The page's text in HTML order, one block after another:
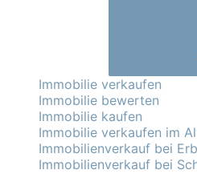
Immobilie verkaufen
Immobilie bewerten
Immobilie kaufen
Immobilie verkaufen im
Immobilienverkauf bei
Immobilienverkauf bei